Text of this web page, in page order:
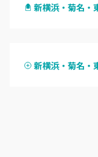
川崎
新横浜・菊名・
ハンドスカルプ
新横浜・菊名・